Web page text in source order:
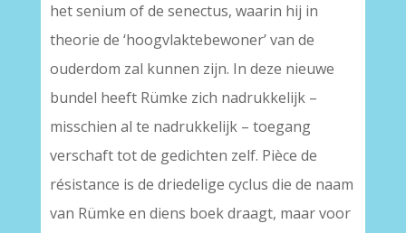
het senium of de senectus, waarin hij in
theorie de ‘hoogvlaktebewoner’ van de
ouderdom zal kunnen zijn. In deze nieuwe
bundel heeft Rümke zich nadrukkelijk –
misschien al te nadrukkelijk – toegang
verschaft tot de gedichten zelf. Pièce de
résistance is de driedelige cyclus die de naam
van Rümke en diens boek draagt, maar voor